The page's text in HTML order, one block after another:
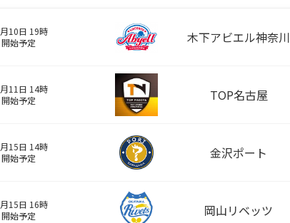
10日 19時
開始予定
木下アビエル神奈川
11日 14時
開始予定
TOP名古屋
15日 14時
開始予定
金沢ポート
15日 16時
開始予定
岡山リベッツ